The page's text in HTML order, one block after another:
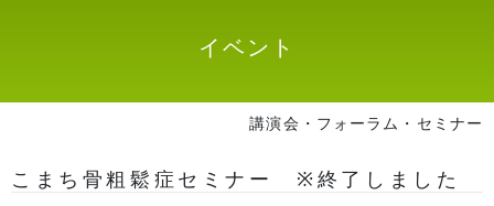
イベント
講演会・フォーラム・セミナー
こまち骨粗鬆症セミナー ※終了しました